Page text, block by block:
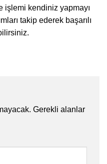
işlemi kendiniz yapmayı
takip ederek başarılı
Gerekli alanlar